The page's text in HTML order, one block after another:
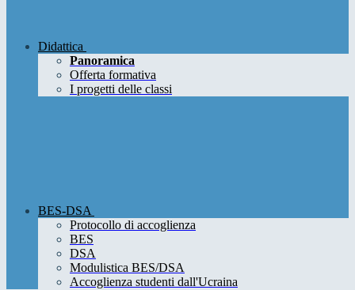
Didattica
Panoramica
Offerta formativa
I progetti delle classi
BES-DSA
Protocollo di accoglienza
BES
DSA
Modulistica BES/DSA
Accoglienza studenti dall'Ucraina